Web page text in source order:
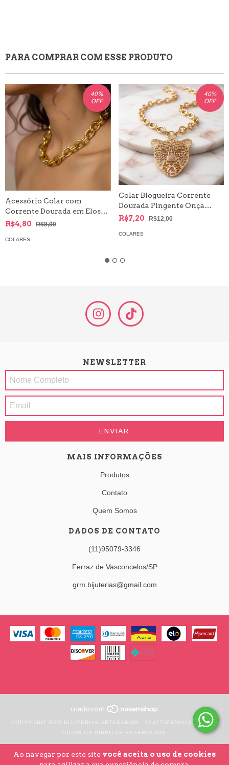
Ao navegar por este site você aceita o uso de cookies
PARA COMPRAR COM ESSE PRODUTO
40%
OFF
Acessório Colar com
Corrente Dourada em Elos
Grossos
R$4,80 R$8,00
COLARES
40%
OFF
Colar Blogueira Corrente
Dourada Pingente Onça
Strass Branco Syriano
R$7,20 R$12,00
COLARES
NEWSLETTER
MAIS INFORMAÇÕES
Produtos
Contato
Quem Somos
DADOS DE CONTATO
(11)95079-3346
Ferraz de Vasconcelos/SP
grm.bijuterias@gmail.com
COPYRIGHT GRM BIJUTERIAS ARTESANAIS - 10417563000133 - 2026.
TODOS OS DIREITOS RESERVADOS.